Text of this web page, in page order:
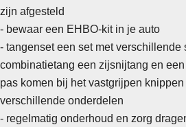
zijn afgesteld
- bewaar een EHBO-kit in je auto
- tangenset een set met verschillende
combinatietang een zijsnijtang en
pas komen bij het vastgrijpen
verschillende onderdelen
- regelmatig onderhoud en zorg